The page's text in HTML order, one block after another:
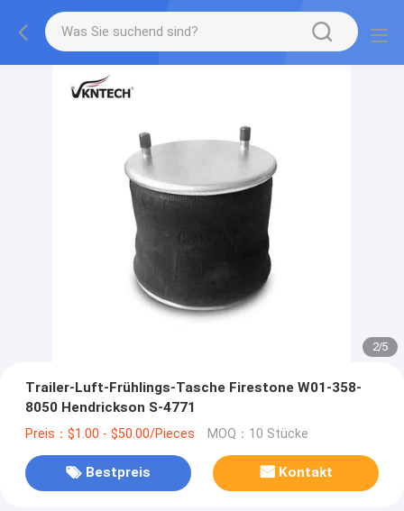
2/5
Trailer-Luft-Frühlings-Tasche Firestone W01-358-
8050 Hendrickson S-4771
Preis：$1.00 - $50.00/Pieces MOQ：10 Stücke
Bestpreis Kontakt